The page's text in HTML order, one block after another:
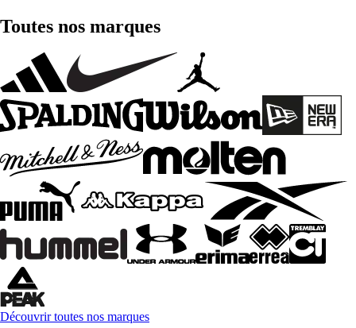
Toutes nos marques
Découvrir toutes nos marques